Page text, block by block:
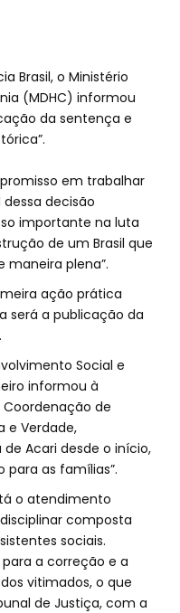
Brasil, o Ministério
(MDHC) informou
da sentença e
em trabalhar
decisão
importante na luta
de um Brasil que
maneira plena”.
ação prática
será a publicação da
.
Social e
informou à
Coordenação de
e Verdade,
Acari desde o início,
para as famílias”.
o atendimento
composta
sociais.
a correção e a
vitimados, o que
de Justiça, com a